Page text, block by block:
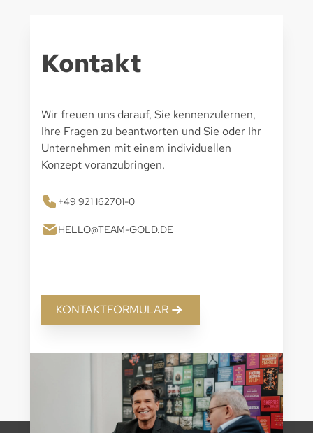
Kontakt
Wir freuen uns darauf, Sie kennenzulernen,
Ihre Fragen zu beantworten und Sie oder Ihr
Unternehmen mit einem individuellen
Konzept voranzubringen.
+49 921 162701-0
HELLO@TEAM-GOLD.DE
KONTAKTFORMULAR